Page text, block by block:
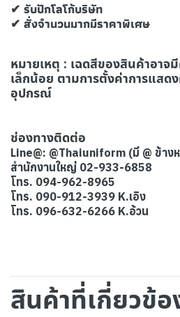
✔ รับปักโลโก้บริษัท
✔ สั่งจำนวนมากมีราคาพิเศษ
หมายเหตุ : เฉดสีของสินค้าอาจ
เล็กน้อย ตามการตั้งค่าการแสด
อุปกรณ์
ช่องทางติดต่อ
Line@: @Thaiuniform (มี @ ข้าง
สำนักงานใหญ่ 02-933-6858
โทร. 094-962-8965
โทร. 090-912-3939 K.เอิง
โทร. 096-632-6266 K.อ้วน
สินค้าที่เกี่ยวข้อ